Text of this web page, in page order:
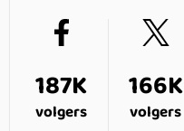
187K
volgers
166K
volgers